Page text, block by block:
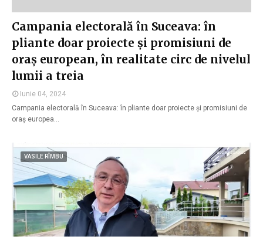
Campania electorală în Suceava: în
pliante doar proiecte și promisiuni de
oraș european, în realitate circ de nivelul
lumii a treia
Iunie 04, 2024
Campania electorală în Suceava: în pliante doar proiecte și promisiuni de
oraș europea…
VASILE RÎMBU